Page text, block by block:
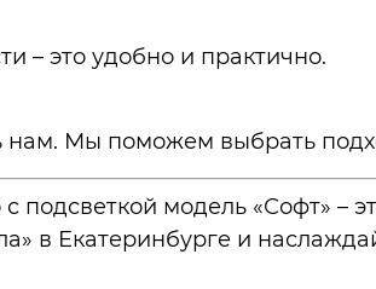
– это удобно и практично.
Мы поможем выбрать
модель «Софт» –
в Екатеринбурге и